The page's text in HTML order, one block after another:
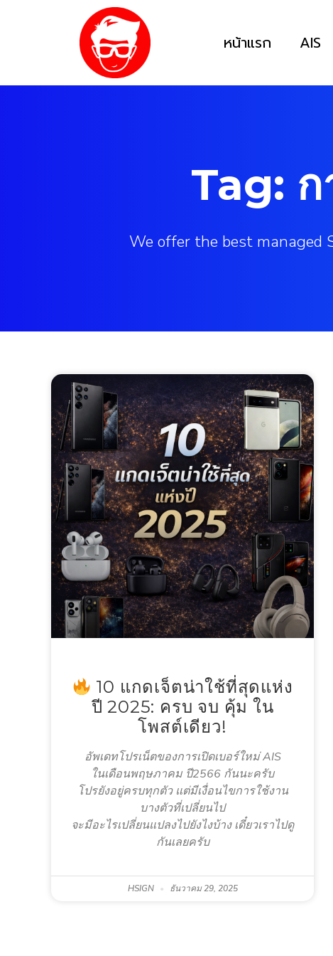
หน้าแรก AIS
Tag: ก
We offer the best managed
10 แกดเจ็ตน่าใช้ที่สุดแห่ง
ปี 2025: ครบ จบ คุ้ม ใน
โพสต์เดียว!
อัพเดทโปรเน็ตของการเปิดเบอร์ใหม่ AIS
ในเดือนพฤษภาคม ปี2566 กันนะครับ
โปรยังอยู่ครบทุกตัว แต่มีเงื่อนไขการใช้งาน
บางตัวที่เปลี่ยนไป
จะมีอะไรเปลี่ยนแปลงไปยังไงบ้าง เดี๋ยวเราไปดู
กันเลยครับ
HSIGN ธันวาคม 29, 2025